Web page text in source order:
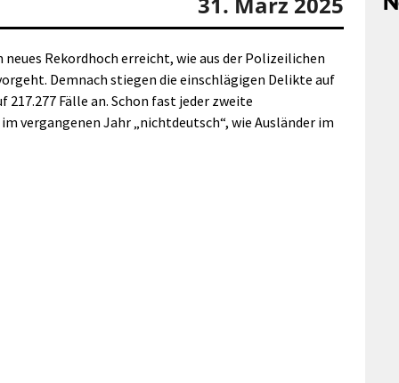
Rekordhoch erreicht, wie aus der Polizeilichen
Demnach stiegen die einschlägigen Delikte auf
Fälle an. Schon fast jeder zweite
vergangenen Jahr „nichtdeutsch“, wie Ausländer im